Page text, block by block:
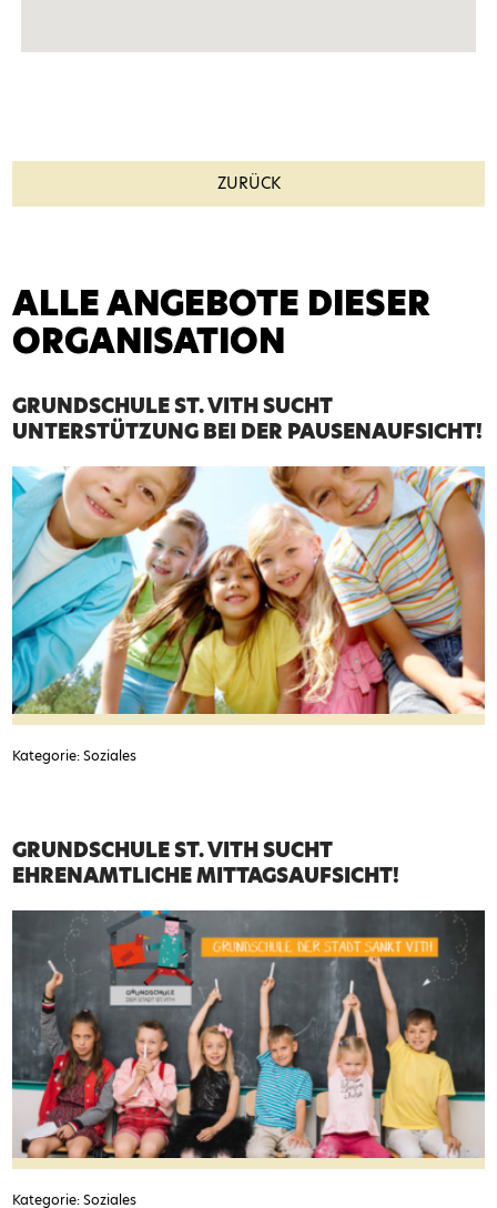
ZURÜCK
ALLE ANGEBOTE DIESER
ORGANISATION
GRUNDSCHULE ST. VITH SUCHT
UNTERSTÜTZUNG BEI DER PAUSENAUFSICHT!
Kategorie: Soziales
GRUNDSCHULE ST. VITH SUCHT
EHRENAMTLICHE MITTAGSAUFSICHT!
Kategorie: Soziales